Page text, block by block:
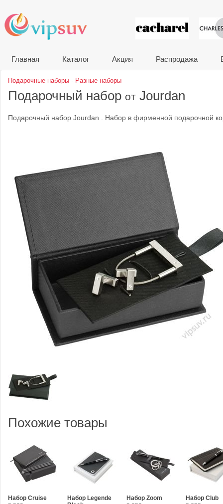
VIP
Главная Каталог Акция Распродажа
Подарочные наборы - Разные наборы
Подарочный набор от Jourdan
Подарочный набор Jourdan . Набор в фирменной подарочной
Похожие товары
Набор Cruise
Набор Legende
Набор Zoom
Набор Club